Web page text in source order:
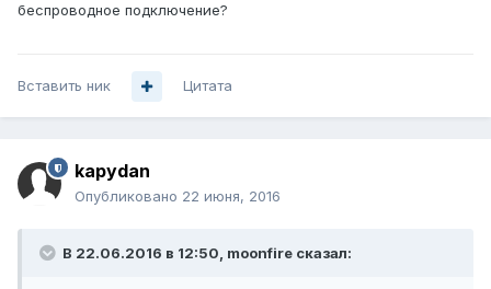
беспроводное подключение?
Вставить ник Цитата
kapydan
Опубликовано 22 июня, 2016
В 22.06.2016 в 12:50, moonfire сказал: